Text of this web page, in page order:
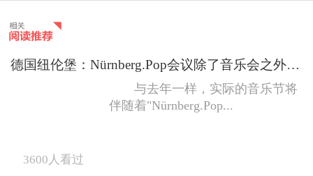
德国纽伦堡：Nürnberg.Pop会议除了音乐会之外会发生什么？
与去年一样，实际的音乐节将
伴随着"Nürnberg.Pop...
3600 人看过